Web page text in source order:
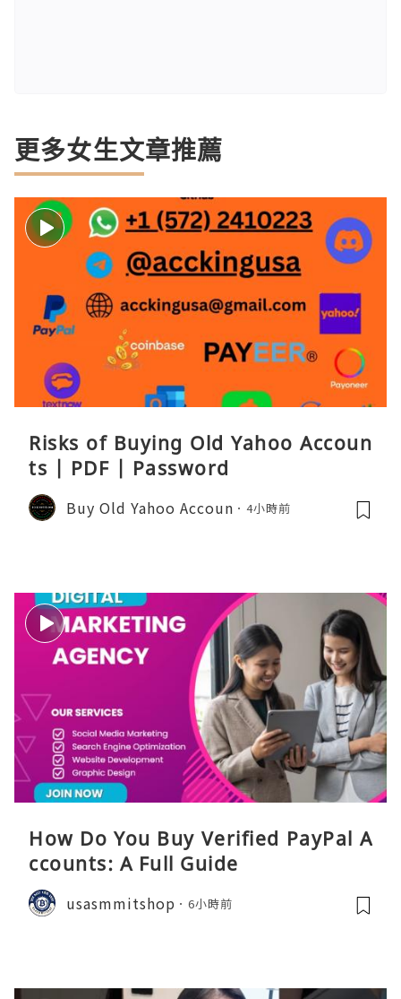
更多女生文章推薦
Risks of Buying Old Yahoo Accoun
ts | PDF | Password
Buy Old Yahoo Accoun 4小時前
How Do You Buy Verified PayPal A
ccounts: A Full Guide
usasmmitshop 6小時前